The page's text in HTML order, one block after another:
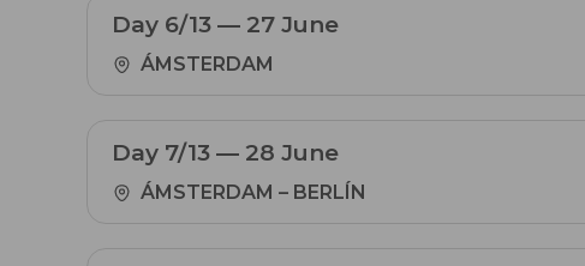
Day 6/13 — 27 June
ÁMSTERDAM
Day 7/13 — 28 June
ÁMSTERDAM – BERLÍN